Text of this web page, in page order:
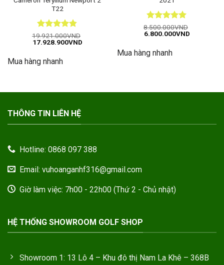
T22
Được xếp
hạng4.82
19.921.000VND
Giá
19.921.000VND.
17.928.900VNDGiá
Mua hàng nhanh
Được xếp
hạng55
8.500.000VND
Giá
8.500.000VND.
6.800.000VNDGiá
Mua hàng nhanh
THÔNG TIN LIÊN HỆ
Hotline: 0868 097 388
Email: vuhoanganhf316@gmail.com
Giờ làm việc: 7h00 - 22h00 (Thứ 2 - Chủ nhật)
HỆ THỐNG SHOWROOM GOLF SHOP
Showroom 1: 13 Lô 4 – Khu đô thị Nam La Khê – 368B